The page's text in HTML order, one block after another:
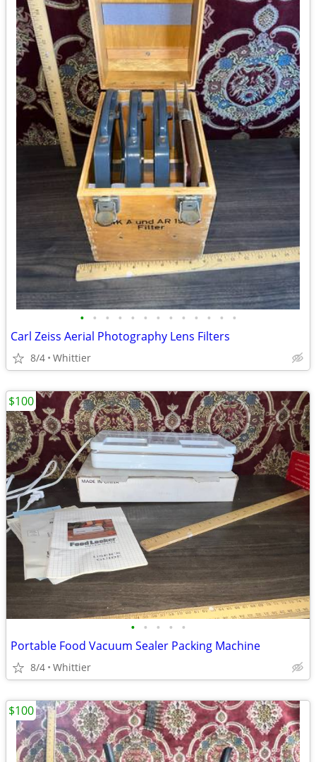
• • • • • • • • • • • • •
Carl Zeiss Aerial Photography Lens Filters
8/4 Whittier
• • • • •
Portable Food Vacuum Sealer Packing Machine
8/4 Whittier
$100
$100